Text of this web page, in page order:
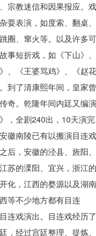
宗教迷信和因果报应。
耍表演，如度索、翻桌、
圈、窜火等。以及许多
事短折戏，如 《下山》
、《王婆骂鸡》、《赵
到了清康熙年间，皇家
传奇。乾隆年间内廷又编
，全剧240出，10天演完
徽南陵已有以搬演目连
后，安徽的泾县、 旌阳、
苏的溧阳、宜兴，浙江的
开化 ，江西的婺源以及湖
等不少地方都有目连
连戏演出。目连戏经历
，经过宫廷整理、提炼、